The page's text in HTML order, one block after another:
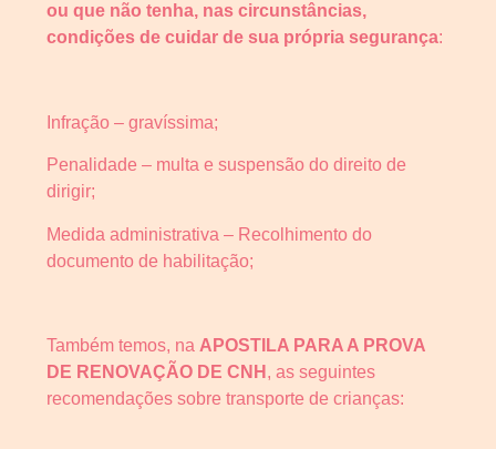
ou que não tenha, nas circunstâncias,
condições de cuidar de sua própria segurança:
Infração – gravíssima;
Penalidade – multa e suspensão do direito de
dirigir;
Medida administrativa – Recolhimento do
documento de habilitação;
Também temos, na APOSTILA PARA A PROVA
DE RENOVAÇÃO DE CNH , as seguintes
recomendações sobre transporte de crianças: